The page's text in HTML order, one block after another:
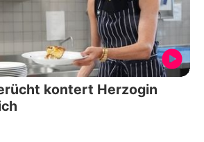
kontert Herzogin